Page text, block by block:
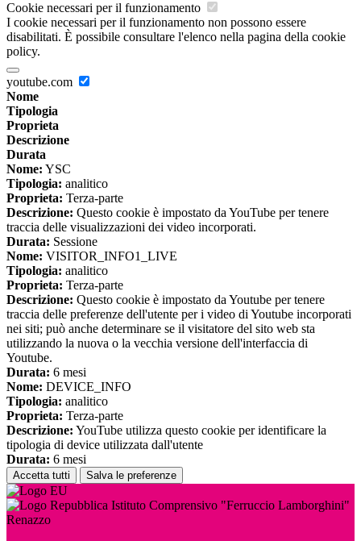
Cookie necessari per il funzionamento
I cookie necessari per il funzionamento non possono essere
disabilitati. È possibile consultare l'elenco nella pagina della cookie
policy.
youtube.com
Nome
Tipologia
Proprieta
Descrizione
Durata
Nome: YSC
Tipologia: analitico
Proprieta: Terza-parte
Descrizione: Questo cookie è impostato da YouTube per tenere
traccia delle visualizzazioni dei video incorporati.
Durata: Sessione
Nome: VISITOR_INFO1_LIVE
Tipologia: analitico
Proprieta: Terza-parte
Descrizione: Questo cookie è impostato da Youtube per tenere
traccia delle preferenze dell'utente per i video di Youtube incorporati
nei siti; può anche determinare se il visitatore del sito web sta
utilizzando la nuova o la vecchia versione dell'interfaccia di
Youtube.
Durata: 6 mesi
Nome: DEVICE_INFO
Tipologia: analitico
Proprieta: Terza-parte
Descrizione: YouTube utilizza questo cookie per identificare la
tipologia di device utilizzata dall'utente
Durata: 6 mesi
Accetta tutti Salva le preferenze
Istituto Comprensivo "Ferruccio Lamborghini"
Renazzo